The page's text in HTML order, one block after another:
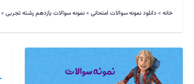
خانه » دانلود نمونه سوالات امتحانی » نمونه سوالات یازدهم رشته تجربی »